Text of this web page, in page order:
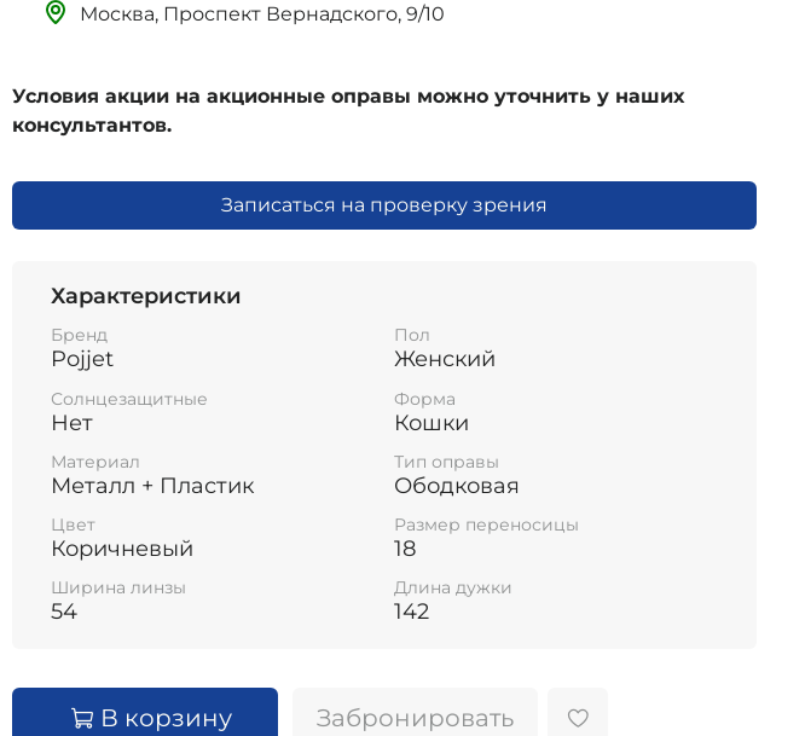
Москва, Проспект Вернадского, 9/10
Условия акции на акционные оправы можно уточнить у наших
консультантов.
Записаться на проверку зрения
Характеристики
Бренд
Pojjet
Пол
Женский
Солнцезащитные
Нет
Форма
Кошки
Материал
Металл + Пластик
Тип оправы
Ободковая
Цвет
Коричневый
Размер переносицы
18
Ширина линзы
54
Длина дужки
142
В корзину Забронировать